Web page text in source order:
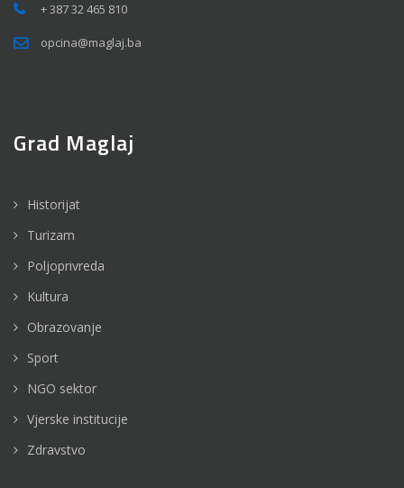
+ 387 32 465 810
opcina@maglaj.ba
Grad Maglaj
Historijat
Turizam
Poljoprivreda
Kultura
Obrazovanje
Sport
NGO sektor
Vjerske institucije
Zdravstvo